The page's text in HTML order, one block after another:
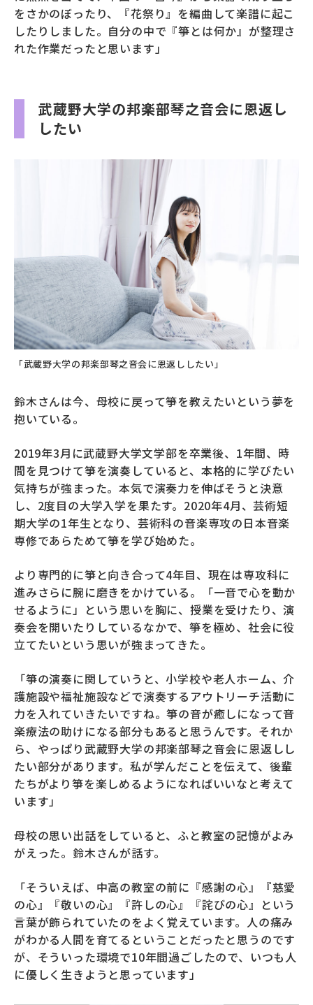
をさかのぼったり、『花祭り』を編曲して楽譜に起こ
したりしました。自分の中で『箏とは何か』が整理さ
れた作業だったと思います」
武蔵野大学の邦楽部琴之音会に恩返し
したい
「武蔵野大学の邦楽部琴之音会に恩返ししたい」
鈴木さんは今、母校に戻って箏を教えたいという夢を
抱いている。
2019年3月に武蔵野大学文学部を卒業後、1年間、時
間を見つけて箏を演奏していると、本格的に学びたい
気持ちが強まった。本気で演奏力を伸ばそうと決意
し、2度目の大学入学を果たす。2020年4月、芸術短
期大学の1年生となり、芸術科の音楽専攻の日本音楽
専修であらためて箏を学び始めた。
より専門的に箏と向き合って4年目、現在は専攻科に
進みさらに腕に磨きをかけている。「一音で心を動か
せるように」という思いを胸に、授業を受けたり、演
奏会を開いたりしているなかで、箏を極め、社会に役
立てたいという思いが強まってきた。
「箏の演奏に関していうと、小学校や老人ホーム、介
護施設や福祉施設などで演奏するアウトリーチ活動に
力を入れていきたいですね。箏の音が癒しになって音
楽療法の助けになる部分もあると思うんです。それか
ら、やっぱり武蔵野大学の邦楽部琴之音会に恩返しし
たい部分があります。私が学んだことを伝えて、後輩
たちがより箏を楽しめるようになればいいなと考えて
います」
母校の思い出話をしていると、ふと教室の記憶がよみ
がえった。鈴木さんが話す。
「そういえば、中高の教室の前に『感謝の心』『慈愛
の心』『敬いの心』『許しの心』『詫びの心』という
言葉が飾られていたのをよく覚えています。人の痛み
がわかる人間を育てるということだったと思うのです
が、そういった環境で10年間過ごしたので、いつも人
に優しく生きようと思っています」